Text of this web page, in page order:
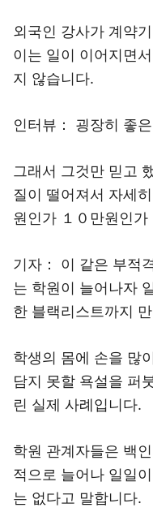
외국인 강사가 계약
이는 일이 이어지면
지 않습니다.
인터뷰： 굉장히 좋
그래서 그것만 믿고
질이 떨어져서 자세
원인가 １０만원인
기자： 이 같은 부적
는 학원이 늘어나자
한 블랙리스트까지
학생의 몸에 손을 많
담지 못할 욕설을 퍼
린 실제 사례입니다.
학원 관계자들은 백
적으로 늘어나 일일
는 없다고 말합니다.